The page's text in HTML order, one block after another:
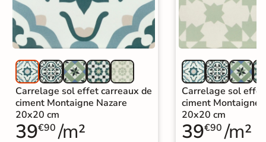
Carrelage sol effet carreaux de
ciment Montaigne Nazare
20x20 cm
39€90 /m²
Carrelage sol
ciment Montaigne
20x20 cm
39€90 /m²